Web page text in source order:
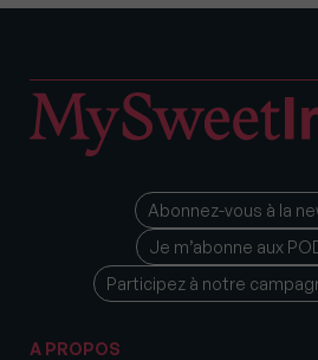
Abonnez-vous à la
Je m’abonne aux
Participez à notre
A PROPOS